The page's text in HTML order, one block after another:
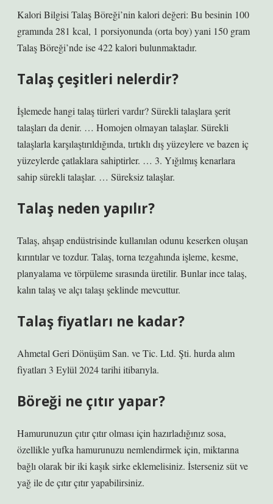
Kalori Bilgisi Talaş Böreği’nin kalori değeri: Bu besinin 100
gramında 281 kcal, 1 porsiyonunda (orta boy) yani 150 gram
Talaş Böreği’nde ise 422 kalori bulunmaktadır.
Talaş çeşitleri nelerdir?
İşlemede hangi talaş türleri vardır? Sürekli talaşlara şerit
talaşları da denir. … Homojen olmayan talaşlar. Sürekli
talaşlarla karşılaştırıldığında, tırtıklı dış yüzeylere ve bazen iç
yüzeylerde çatlaklara sahiptirler. … 3. Yığılmış kenarlara
sahip sürekli talaşlar. … Süreksiz talaşlar.
Talaş neden yapılır?
Talaş, ahşap endüstrisinde kullanılan odunu keserken oluşan
kırıntılar ve tozdur. Talaş, torna tezgahında işleme, kesme,
planyalama ve törpüleme sırasında üretilir. Bunlar ince talaş,
kalın talaş ve alçı talaşı şeklinde mevcuttur.
Talaş fiyatları ne kadar?
Ahmetal Geri Dönüşüm San. ve Tic. Ltd. Şti. hurda alım
fiyatları 3 Eylül 2024 tarihi itibarıyla.
Böreği ne çıtır yapar?
Hamurunuzun çıtır çıtır olması için hazırladığınız sosa,
özellikle yufka hamurunuzu nemlendirmek için, miktarına
bağlı olarak bir iki kaşık sirke eklemelisiniz. İsterseniz süt ve
yağ ile de çıtır çıtır yapabilirsiniz.